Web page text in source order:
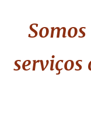
serviços